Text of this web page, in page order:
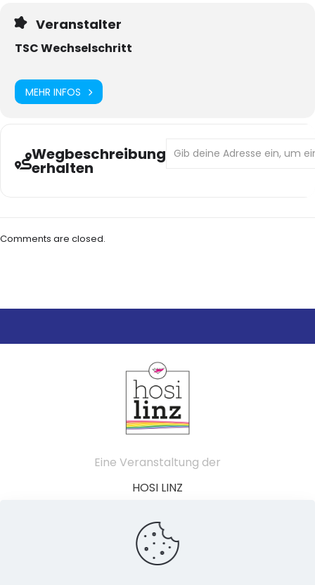
Veranstalter
TSC Wechselschritt
MEHR INFOS
Wegbeschreibung
erhalten
Comments are closed.
Eine Veranstaltung der
HOSI LINZ
4020 Linz
Österreich